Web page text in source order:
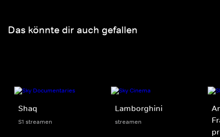
Das könnte dir auch gefallen
Shaq
S1 streamen
Lamborghini
streamen